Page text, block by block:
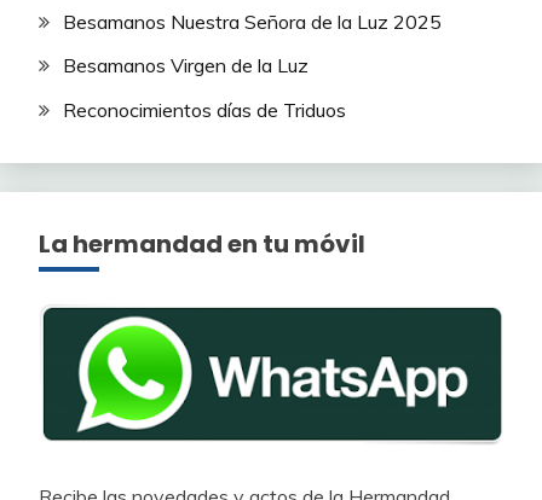
Besamanos Nuestra Señora de la Luz 2025
Besamanos Virgen de la Luz
Reconocimientos días de Triduos
La hermandad en tu móvil